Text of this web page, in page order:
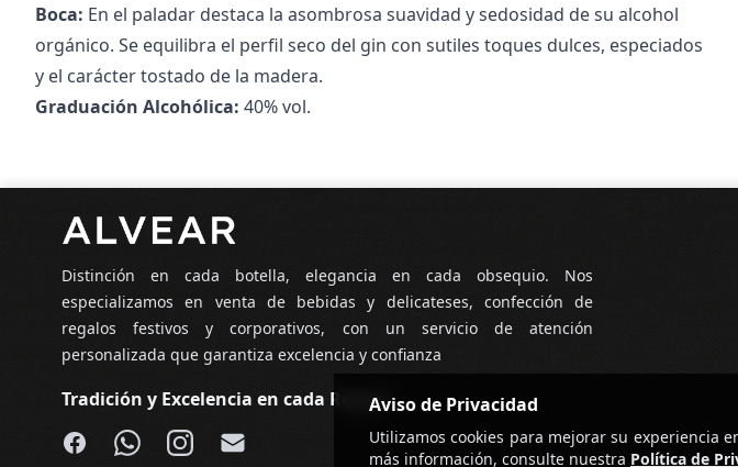
Boca: En el paladar destaca la asombrosa suavidad y sedosidad de su alcohol
orgánico. Se equilibra el perfil seco del gin con sutiles toques dulces, especiados
y el carácter tostado de la madera.
Graduación Alcohólica: 40% vol.
Aviso de Privacidad
Utilizamos cookies para mejorar su experiencia
más información, consulte nuestra Política de
Distinción en cada botella, elegancia en cada obsequio. Nos
especializamos en venta de bebidas y delicateses, confección de
regalos festivos y corporativos, con un servicio de atención
personalizada que garantiza excelencia y confianza
Tradición y Excelencia en cada Regalo
Facebook
WhatsApp
Instagram
Email